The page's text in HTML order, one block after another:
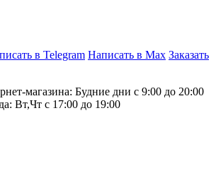
в Telegram Написать в Max Заказать
магазина: Будние дни с 9:00 до 20:00
Вт,Чт с 17:00 до 19:00